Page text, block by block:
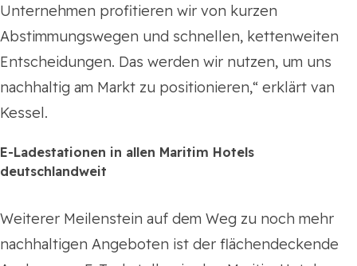
Unternehmen profitieren wir von kurzen
Abstimmungswegen und schnellen, kettenweiten
Entscheidungen. Das werden wir nutzen, um uns
nachhaltig am Markt zu positionieren,“ erklärt van
Kessel.
E-Ladestationen in allen Maritim Hotels
deutschlandweit
Weiterer Meilenstein auf dem Weg zu noch mehr
nachhaltigen Angeboten ist der flächendeckende